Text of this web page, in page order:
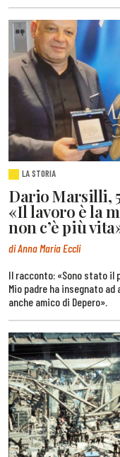
LA STORIA
Dario Marsilli,
«Il lavoro è la
non c’è più
di Anna Maria Eccli
Il racconto: «Sono stato il
Mio padre ha insegnato
anche amico di Depero».